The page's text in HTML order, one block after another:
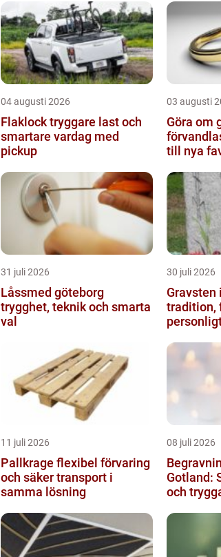
04 augusti 2026
Flaklock tryggare last och
smartare vardag med
pickup
03 augusti
Göra om
till nya
31 juli 2026
Låssmed göteborg
trygghet, teknik och smarta
val
30 juli 2026
Gravsten
tradition,
11 juli 2026
Pallkrage flexibel förvaring
och säker transport i
samma lösning
08 juli 2026
Gotland:
och